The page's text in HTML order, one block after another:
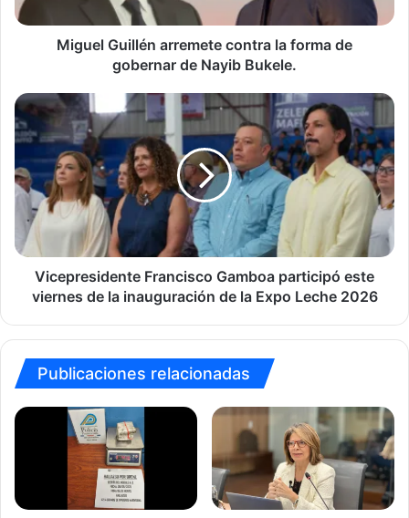
gobernar
de
Miguel Guillén arremete contra la forma de
gobernar de Nayib Bukele.
Vicepresidente
Francisco
Gamboa
participó
este
viernes
de
inauguración
Vicepresidente Francisco Gamboa participó este
viernes de la inauguración de la Expo Leche 2026
Publicaciones relacionadas